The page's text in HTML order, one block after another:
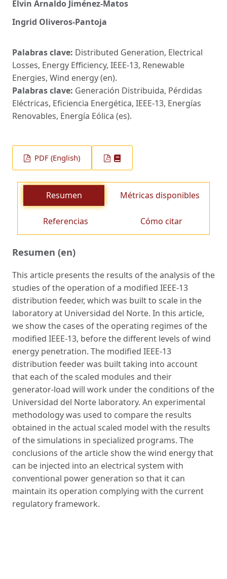
Elvin Arnaldo Jiménez-Matos
Ingrid Oliveros-Pantoja
Palabras clave: Distributed Generation, Electrical
Losses, Energy Efficiency, IEEE-13, Renewable
Energies, Wind energy (en).
Palabras clave: Generación Distribuida, Pérdidas
Eléctricas, Eficiencia Energética, IEEE-13, Energías
Renovables, Energía Eólica (es).
PDF (English)
Resumen Métricas disponibles
Referencias Cómo citar
Resumen (en)
This article presents the results of the analysis of the
studies of the operation of a modified IEEE-13
distribution feeder, which was built to scale in the
laboratory at Universidad del Norte. In this article,
we show the cases of the operating regimes of the
modified IEEE-13, before the different levels of wind
energy penetration. The modified IEEE-13
distribution feeder was built taking into account
that each of the scaled modules and their
generator-load will work under the conditions of the
Universidad del Norte laboratory. An experimental
methodology was used to compare the results
obtained in the actual scaled model with the results
of the simulations in specialized programs. The
conclusions of the article show the wind energy that
can be injected into an electrical system with
conventional power generation so that it can
maintain its operation complying with the current
regulatory framework.